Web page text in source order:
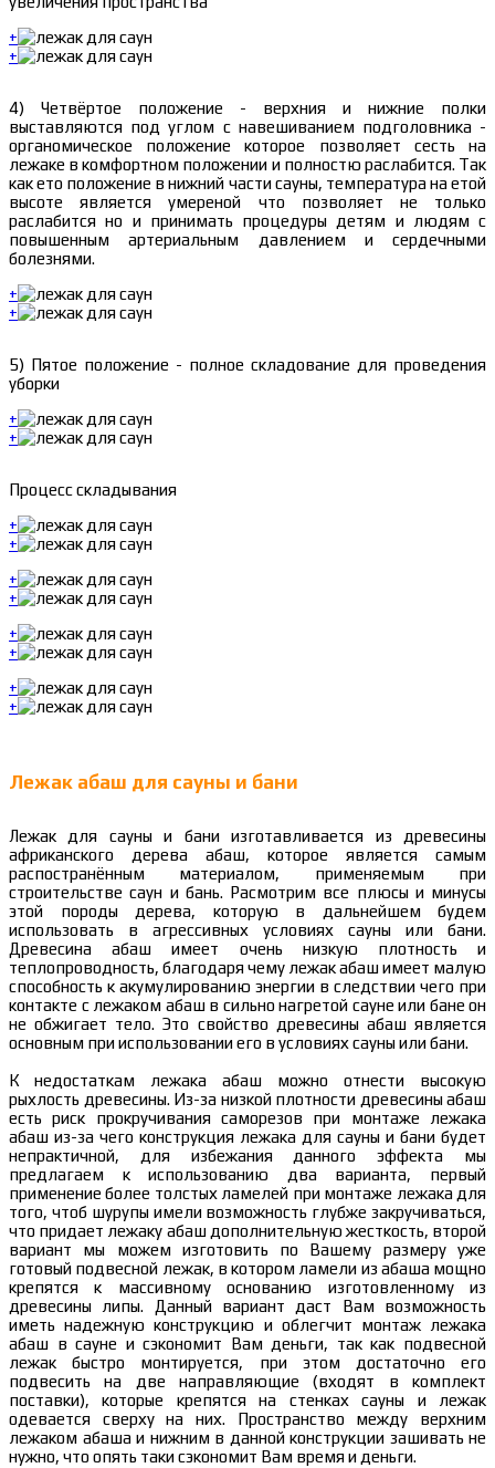
+
+
4) Четвёртое положение - верхния и нижние полки
выставляются под углом с навешиванием подголовника -
органомическое положение которое позволяет сесть на
лежаке в комфортном положении и полностю раслабится. Так
как ето положение в нижний части сауны, температура на етой
высоте является умереной что позволяет не только
раслабится но и принимать процедуры детям и людям с
повышенным артериальным давлением и сердечными
болезнями.
+
+
5) Пятое положение - полное складование для проведения
уборки
+
+
Процесс складывания
+
+
+
+
+
+
+
+
Лежак абаш для сауны и бани
Лежак для сауны и бани изготавливается из древесины
африканского дерева абаш, которое является самым
распостранённым материалом, применяемым при
строительстве саун и бань. Расмотрим все плюсы и минусы
этой породы дерева, которую в дальнейшем будем
использовать в агрессивных условиях сауны или бани.
Древесина абаш имеет очень низкую плотность и
теплопроводность, благодаря чему лежак абаш имеет малую
способность к акумулированию энергии в следствии чего при
контакте с лежаком абаш в сильно нагретой сауне или бане он
не обжигает тело. Это свойство древесины абаш является
основным при использовании его в условиях сауны или бани.
К недостаткам лежака абаш можно отнести высокую
рыхлость древесины. Из-за низкой плотности древесины абаш
есть риск прокручивания саморезов при монтаже лежака
абаш из-за чего конструкция лежака для сауны и бани будет
непрактичной, для избежания данного эффекта мы
предлагаем к использованию два варианта, первый
применение более толстых ламелей при монтаже лежака для
того, чтоб шурупы имели возможность глубже закручиваться,
что придает лежаку абаш дополнительную жесткость, второй
вариант мы можем изготовить по Вашему размеру уже
готовый подвесной лежак, в котором ламели из абаша мощно
крепятся к массивному основанию изготовленному из
древесины липы. Данный вариант даст Вам возможность
иметь надежную конструкцию и облегчит монтаж лежака
абаш в сауне и сэкономит Вам деньги, так как подвесной
лежак быстро монтируется, при этом достаточно его
подвесить на две направляющие (входят в комплект
поставки), которые крепятся на стенках сауны и лежак
одевается сверху на них. Пространство между верхним
лежаком абаша и нижним в данной конструкции зашивать не
нужно, что опять таки сэкономит Вам время и деньги.